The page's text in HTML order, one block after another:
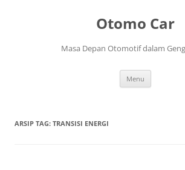
Otomo Car
Masa Depan Otomotif dalam
Menu
ARSIP TAG: TRANSISI ENERGI